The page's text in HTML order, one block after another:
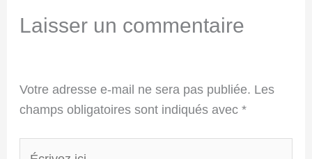
Laisser un commentaire
Votre adresse e-mail ne sera pas publiée. Les
champs obligatoires sont indiqués avec*